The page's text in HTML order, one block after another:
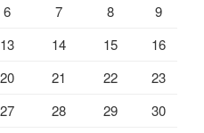
6 7 8
9
13 14 15
16
20 21 22
23
27 28 29
30